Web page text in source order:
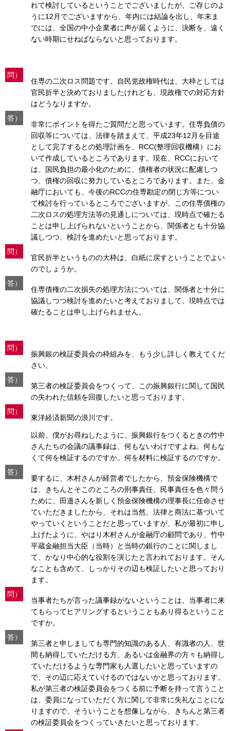
れて検討しているということでございましたが、ご存じのよ
うに12月でございますから、年内には結論を出し、年末ま
でには、全国の中小企業者に声が届くように、決断を、遠く
ない時期にせねばならないと思っております。
問）
住専の二次ロス問題です。自民党政権時代は、大枠としては
官民折半と決めておりましたけれども、現政権での対応方針
はどうなりますか。
答）
非常にポイントを得たご質問だと思っています。住専負債の
回収等については、法律を踏まえて、平成23年12月を目途
として完了するとの処理計画を、RCC(整理回収機構）にお
いて作成しているところであります。現在、RCCにおいて
は、国民負担の最小化のために、債権者の状況に配慮しつ
つ、債権の回収に努力しているところであります。また、金
融庁においても、今後のRCCの住専勘定の閉じ方等につい
て検討を行っているところでございますが、この住専債権の
二次ロスの処理方法等の見通しについては、現時点で確たる
ことは申し上げられないということから、関係者とも十分協
議しつつ、検討を進めたいと思っております。
問）
官民折半というものの大枠は、白紙に戻すということでよい
のでしょうか。
答）
住専債権の二次損失の処理方法については、関係者と十分に
協議しつつ検討を進めたいと考えておりまして、現時点では
確たることは申し上げられません。
問）
振興銀の検証委員会の枠組みを、もう少し詳しく教えてくだ
さい。
答）
第三者の検証委員会をつくって、この振興銀行に関して国民
の失われた信頼を回復したいと思っております。
問）
東洋経済新聞の浪川です。
以前、僕がお尋ねしたように、振興銀行をつくるときの竹中
さんたちの会議の議事録は、何もないわけですよね。何もな
くて何を検証するのですか。何を材料に検証するのですか。
答）
要するに、木村さんが経営者でしたから、預金保険機構で
は、きちんとそこのところの刑事責任、民事責任を色々問う
ために、田邉さんを新しく預金保険機構の理事長に任命させ
ていただきましたから、それは当然、法律と商法に基づいて
やっていくということだと思っていますが、私が最初に申し
上げたように、やはり木村さんが金融庁の顧問であり、竹中
平蔵金融担当大臣（当時）と当時の銀行のことに関しまし
て、かなり中心的な役割を演じたと言われております。そん
なことも含めて、しっかりその辺も検証したいと思っており
ます。
問）
当事者たちが言った議事録がないということは、当事者に来
てもらってヒアリングするということもあり得るということ
ですか。
答）
第三者と申しましても専門的知識のある人、有識者の人、世
間も納得していただける方、あるいは金融界の方々も納得し
ていただけるような専門家も人選したいと思っていますの
で、その辺に応えていけるのではないかと思っております。
私が第三者の検証委員会をつくる前に予断を持って言うこと
は、委員になっていただく方に関して非常に失礼なことにな
りますので、そういうことを想像しながら、きちんと第三者
の検証委員会をつくっていきたいと思っております。